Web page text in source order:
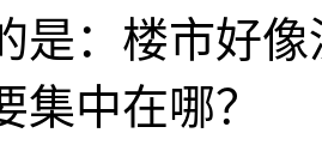
是：楼市好
集中在哪？